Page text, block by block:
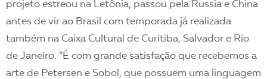
projeto estreou na Letônia, passou pela Russia e China
antes de vir ao Brasil com temporada já realizada
também na Caixa Cultural de Curitiba, Salvador e Rio
de Janeiro. ”É com grande satisfação que recebemos a
arte de Petersen e Sobol, que possuem uma linguagem